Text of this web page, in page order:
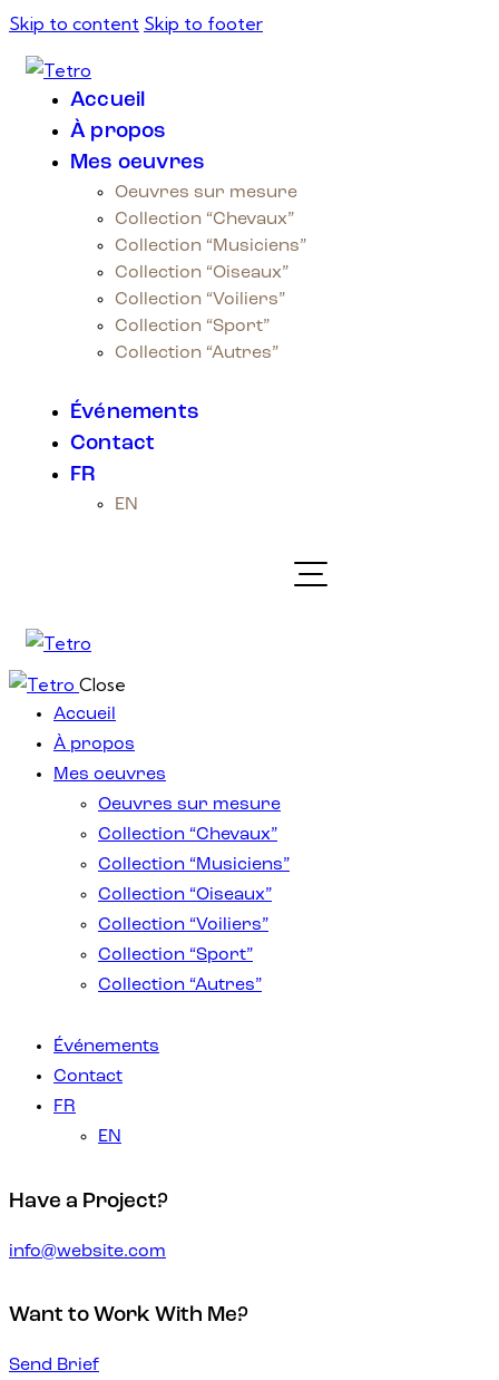
Skip to content Skip to footer
Accueil
À propos
Mes oeuvres
Oeuvres sur mesure
Collection “Chevaux”
Collection “Musiciens”
Collection “Oiseaux”
Collection “Voiliers”
Collection “Sport”
Collection “Autres”
Événements
Contact
FR
EN
Close
Accueil
À propos
Mes oeuvres
Oeuvres sur mesure
Collection “Chevaux”
Collection “Musiciens”
Collection “Oiseaux”
Collection “Voiliers”
Collection “Sport”
Collection “Autres”
Événements
Contact
FR
EN
Have a Project?
info@website.com
Want to Work With Me?
Send Brief